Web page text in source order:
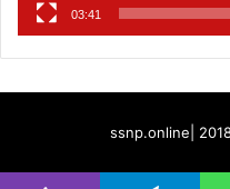
03:41
ssnp.online